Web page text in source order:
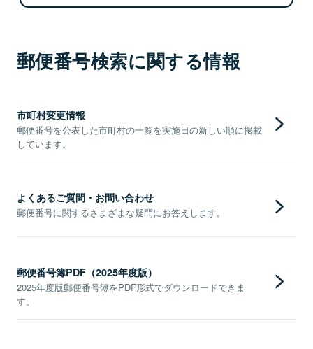
郵便番号検索に関する情報
市町村変更情報
郵便番号を公表した市町村の一覧を実施日の新しい順に掲載
しています。
よくあるご質問・お問い合わせ
郵便番号に関するさまざまな疑問にお答えします。
郵便番号簿PDF（2025年度版）
2025年度版郵便番号簿をPDF形式でダウンロードできま
す。